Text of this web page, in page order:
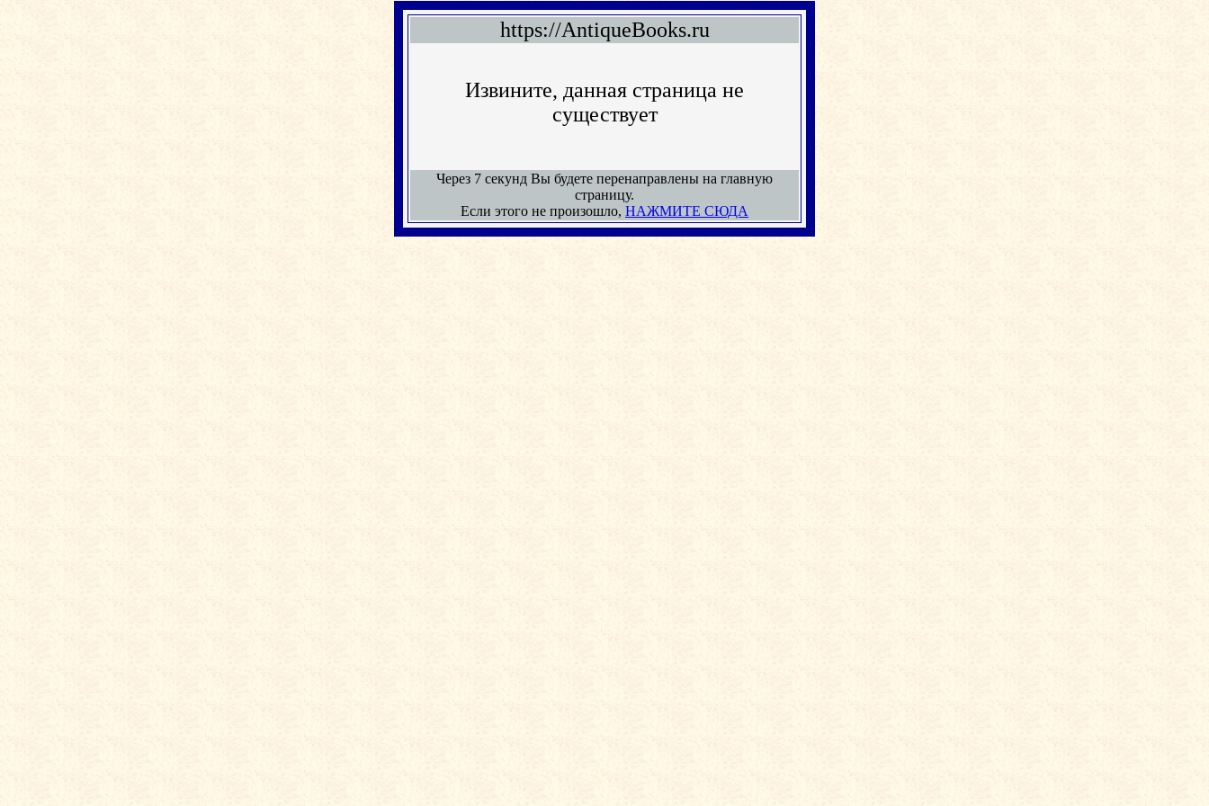
https://AntiqueBooks.ru
Извините, данная страница не
существует
Через 7 секунд Вы будете перенаправлены на главную
страницу.
Если этого не произошло, НАЖМИТЕ СЮДА